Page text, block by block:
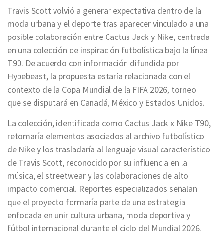
Travis Scott volvió a generar expectativa dentro de la
moda urbana y el deporte tras aparecer vinculado a una
posible colaboración entre Cactus Jack y Nike, centrada
en una colección de inspiración futbolística bajo la línea
T90. De acuerdo con información difundida por
Hypebeast, la propuesta estaría relacionada con el
contexto de la Copa Mundial de la FIFA 2026, torneo
que se disputará en Canadá, México y Estados Unidos.
La colección, identificada como Cactus Jack x Nike T90,
retomaría elementos asociados al archivo futbolístico
de Nike y los trasladaría al lenguaje visual característico
de Travis Scott, reconocido por su influencia en la
música, el streetwear y las colaboraciones de alto
impacto comercial. Reportes especializados señalan
que el proyecto formaría parte de una estrategia
enfocada en unir cultura urbana, moda deportiva y
fútbol internacional durante el ciclo del Mundial 2026.